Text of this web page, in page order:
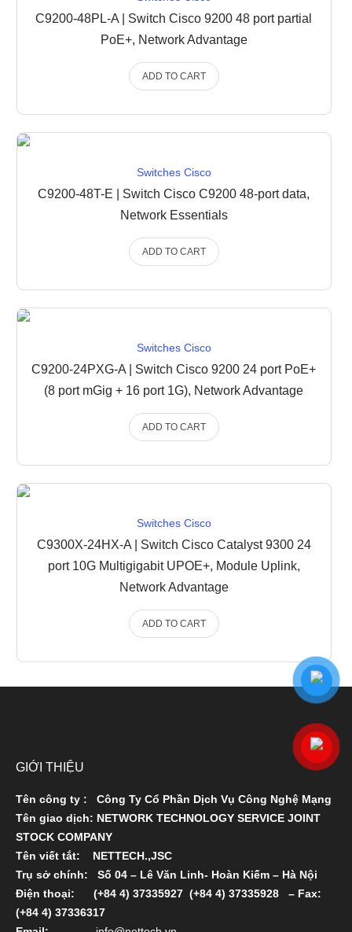
C9200-48PL-A | Switch Cisco 9200 48 port partial
PoE+, Network Advantage
ADD TO CART
Switches Cisco
C9200-48T-E | Switch Cisco C9200 48-port data,
Network Essentials
ADD TO CART
Switches Cisco
C9200-24PXG-A | Switch Cisco 9200 24 port PoE+
(8 port mGig + 16 port 1G), Network Advantage
ADD TO CART
Switches Cisco
C9300X-24HX-A | Switch Cisco Catalyst 9300 24
port 10G Multigigabit UPOE+, Module Uplink,
Network Advantage
ADD TO CART
GIỚI THIỆU
Tên công ty : Công Ty Cổ Phần Dịch Vụ Công Nghệ Mạng
Tên giao dịch: NETWORK TECHNOLOGY SERVICE JOINT
STOCK COMPANY
Tên viết tắt: NETTECH.,JSC
Trụ sở chính: Số 04 – Lê Văn Linh- Hoàn Kiếm – Hà Nội
Ðiện thoại:(+84 4) 37335927 (+84 4) 37335928 – Fax:
(+84 4) 37336317